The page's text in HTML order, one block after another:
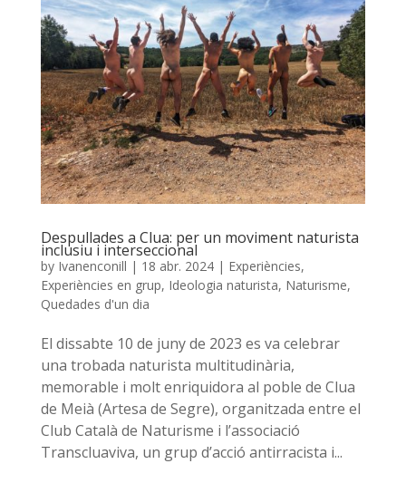
Despullades a Clua: per un moviment naturista
inclusiu i interseccional
by Ivanenconill | 18 abr. 2024| Experiències,
Experiències en grup, Ideologia naturista, Naturisme,
Quedades d'un dia
El dissabte 10 de juny de 2023 es va celebrar
una trobada naturista multitudinària,
memorable i molt enriquidora al poble de Clua
de Meià (Artesa de Segre), organitzada entre el
Club Català de Naturisme i l’associació
Transcluaviva, un grup d’acció antirracista i...